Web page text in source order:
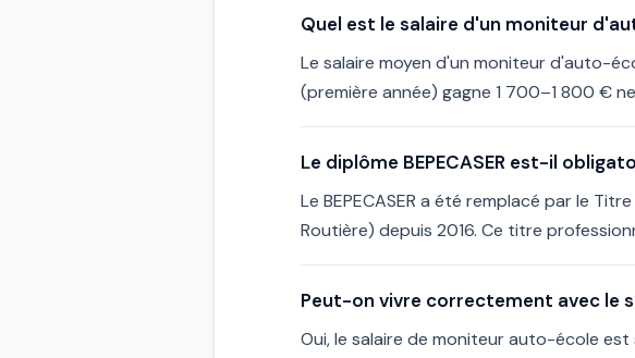
Quel est le salaire d'un moniteur
Le salaire moyen d'un moniteur d'auto-
(première année) gagne 1 700–1 800 €
Le diplôme BEPECASER est-il
Le BEPECASER a été remplacé par le
Routière) depuis 2016. Ce titre
Peut-on vivre correctement avec le
Oui, le salaire de moniteur auto-école